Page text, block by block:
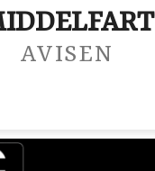
AVISEN